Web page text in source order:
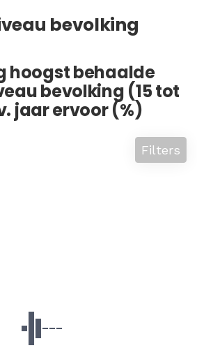
bevolking
hoogst behaalde
bevolking (15 tot
jaar ervoor (%)
Filters